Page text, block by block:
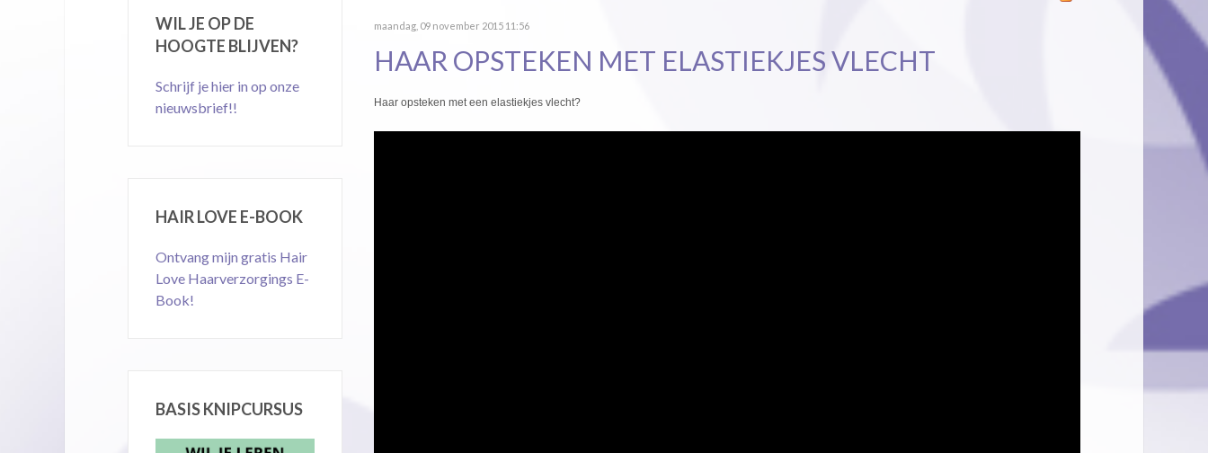
maandag, 09 november 2015 11:56
HAAR OPSTEKEN MET ELASTIEKJES VLECHT
Haar opsteken met een elastiekjes vlecht?
WIL JE OP DE
HOOGTE BLIJVEN?
Schrijf je hier in op onze
nieuwsbrief!!
HAIR LOVE E-BOOK
Ontvang mijn gratis Hair
Love Haarverzorgings E-
Book!
BASIS KNIPCURSUS